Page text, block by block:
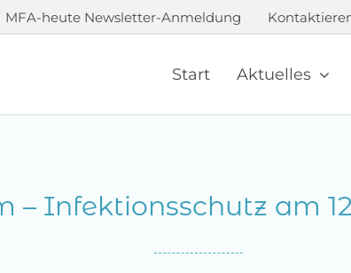
MFA-heute Newsletter-Anmeldung
Start Aktuelles
– Infektionsschutz am